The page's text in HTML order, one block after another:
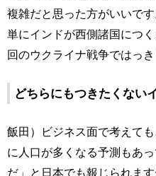
複雑だと思った方がいいで
単にインドが西側諸国につ
回のウクライナ戦争ではっき
どちらにもつきたくない
飯田）ビジネス面で考えて
に人口が多くなる予測もあ
だ」と日本でも報じられま